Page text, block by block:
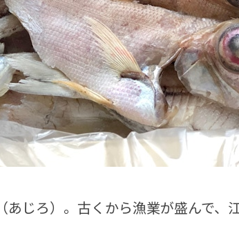
じろ）。古くから漁業が盛んで、